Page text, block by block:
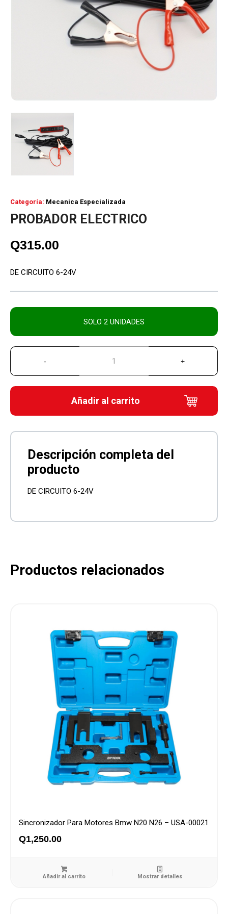
Categoría: Mecanica Especializada
PROBADOR ELECTRICO
Q315.00
DE CIRCUITO 6-24V
SOLO 2 UNIDADES
Añadir al carrito
DE CIRCUITO 6-24V
Productos relacionados
Sincronizador Para Motores Bmw N20 N26 – USA-00021
Q1,250.00
Añadir al carrito Mostrar detalles